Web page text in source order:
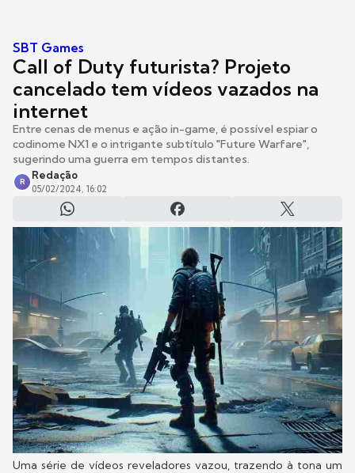
SBT Games
Call of Duty futurista? Projeto
cancelado tem vídeos vazados na
internet
Entre cenas de menus e ação in-game, é possível espiar o
codinome NX1 e o intrigante subtítulo "Future Warfare",
sugerindo uma guerra em tempos distantes.
R
Redação
05/02/2024, 16:02
Uma série de vídeos reveladores vazou, trazendo à tona um